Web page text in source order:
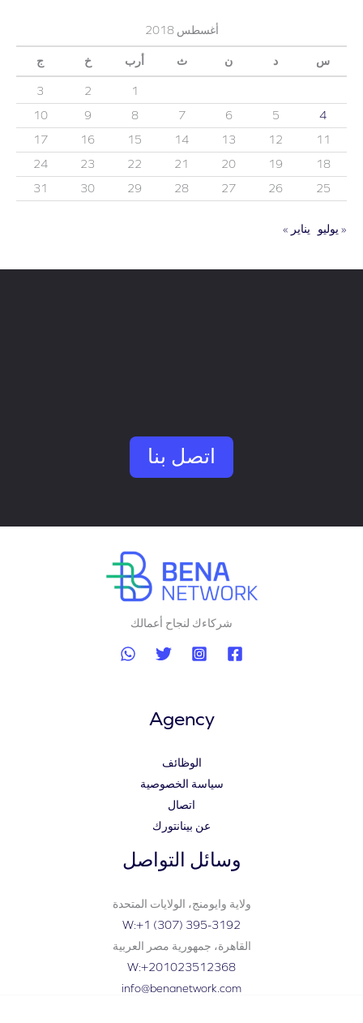
أغسطس 2018
س د ن ث أرب خ ج
1
2
3
4
5
6
7
8
9
10
11
12
13
14
15
16
17
18
19
20
21
22
23
24
25
26
27
28
29
30
31
« يوليو يناير »
اتصل بنا
شركاءك لنجاح أعمالك
Agency
الوظائف
سياسة الخصوصية
اتصال
عن بينانتورك
وسائل التواصل
ولاية وايومنج، الولايات المتحدة
W:+1 (307) 395-3192
القاهرة، جمهورية مصر العربية
W:+201023512368
info@benanetwork.com